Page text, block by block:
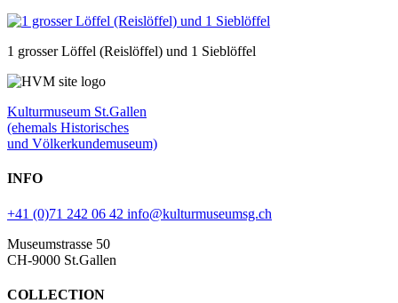
1 grosser Löffel (Reislöffel) und 1 Sieblöffel
Kulturmuseum St.Gallen
(ehemals Historisches
und Völkerkundemuseum)
INFO
+41 (0)71 242 06 42 info@kulturmuseumsg.ch
Museumstrasse 50
CH-9000 St.Gallen
COLLECTION